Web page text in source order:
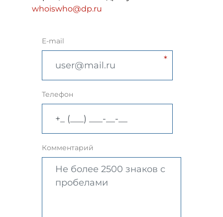
whoiswho@dp.ru
E-mail
Телефон
Комментарий